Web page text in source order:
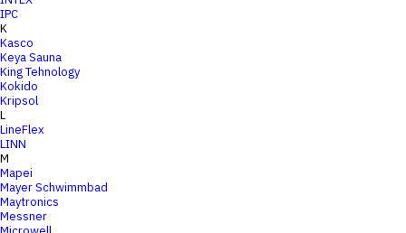
IPC
K
Kasco
Keya Sauna
King Tehnology
Kokido
Kripsol
L
LineFlex
LINN
M
Mapei
Mayer Schwimmbad
Maytronics
Messner